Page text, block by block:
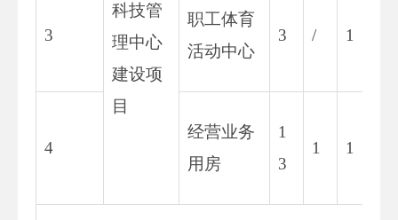
科技管
理中心
建设项
目
3
职工体育
活动中心
3 / 1
4
经营业务
用房
1
3
1 1